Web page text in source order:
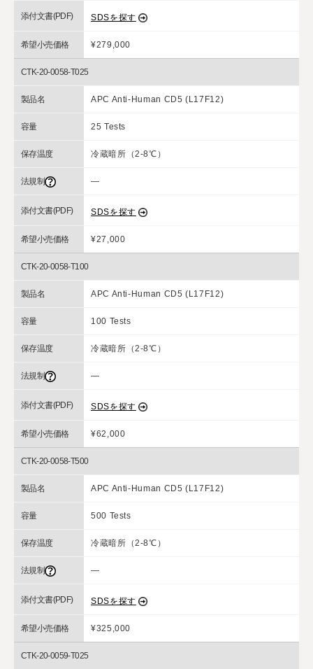
添付文書(PDF) SDSを探す
希望小売価格 ¥279,000
CTK-20-0058-T025
製品名 APC Anti-Human CD5 (L17F12)
容量 25 Tests
保存温度 冷蔵暗所（2-8℃）
法規制 ―
添付文書(PDF) SDSを探す
希望小売価格 ¥27,000
CTK-20-0058-T100
製品名 APC Anti-Human CD5 (L17F12)
容量 100 Tests
保存温度 冷蔵暗所（2-8℃）
法規制 ―
添付文書(PDF) SDSを探す
希望小売価格 ¥62,000
CTK-20-0058-T500
製品名 APC Anti-Human CD5 (L17F12)
容量 500 Tests
保存温度 冷蔵暗所（2-8℃）
法規制 ―
添付文書(PDF) SDSを探す
希望小売価格 ¥325,000
CTK-20-0059-T025